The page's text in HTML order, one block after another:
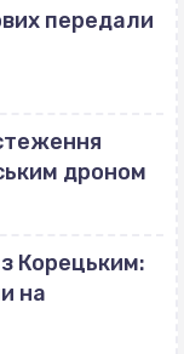
передали
дроном
Корецьким:
на